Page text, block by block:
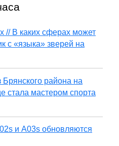
// В каких сферах может
с «языка» зверей на
Брянского района на
стала мастером спорта
и A03s обновляются